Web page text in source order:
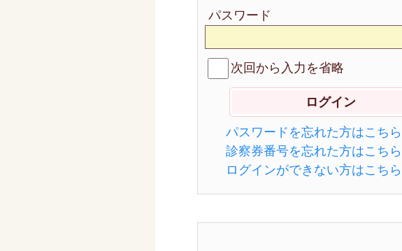
パスワード
次回から入力を省略
パスワードを忘れた方はこちら
診察券番号を忘れた方はこちら
ログインができない方はこちら